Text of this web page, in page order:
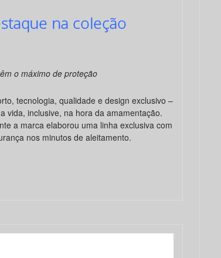
na coleção
o máximo de proteção
tecnologia, qualidade e design exclusivo –
vida, inclusive, na hora da amamentação.
a marca elaborou uma linha exclusiva com
nos minutos de aleitamento.